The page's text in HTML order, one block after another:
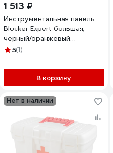
1 513 ₽
Инструментальная панель
Blocker Expert большая,
черный/оранжевый
BR3822ЧРОР
5(1)
В корзину
Нет в наличии